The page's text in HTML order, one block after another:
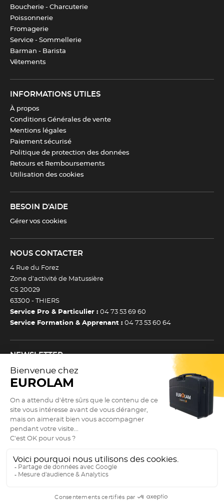
Boucherie - Charcuterie
Poissonnerie
Fromagerie
Service - Sommellerie
Barman - Barista
Vêtements
INFORMATIONS UTILES
À propos
Conditions Générales de vente
Mentions légales
Paiement sécurisé
Politique de protection des données
Retours et Remboursements
Utilisation des cookies
BESOIN D'AIDE
Gérer vos cookies
NOUS CONTACTER
4 Rue du Forez
Zone d’activité de Matussière
CS 20029
63300 - THIERS
Service Pro & Particulier : 04 73 53 69 60
Service Formation & Apprenant : 04 73 53 60 64
NEWSLETTER
Inscrivez-vous à notre newsletter et recevez toutes nos
actualtiés et bons plans.
Je m’inscris à la newsletter
(Esc)
Newsletter
Adresse e-mail *
Actualités
Nos réseaux sociaux
9.3 /10
2900 avis